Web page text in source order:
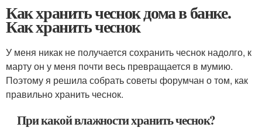
Как хранить чеснок дома в банке.
Как хранить чеснок
У меня никак не получается сохранить чеснок надолго, к
марту он у меня почти весь превращается в мумию.
Поэтому я решила собрать советы форумчан о том, как
правильно хранить чеснок.
При какой влажности хранить чеснок?